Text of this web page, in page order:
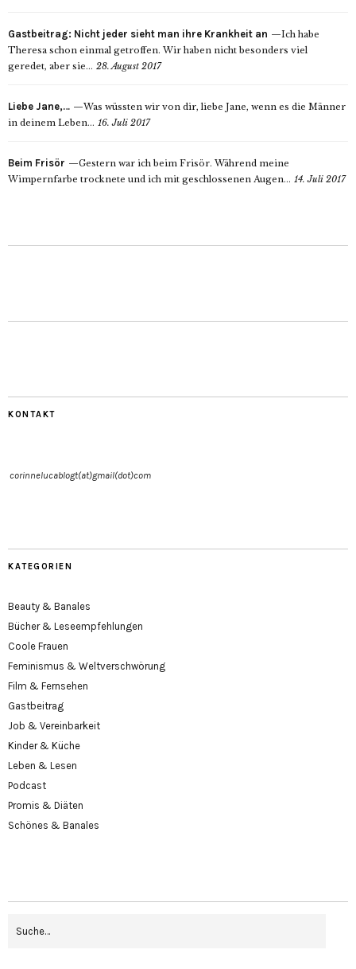
Gastbeitrag: Nicht jeder sieht man ihre Krankheit an
Ich habe
Theresa schon einmal getroffen. Wir haben nicht besonders viel
geredet, aber sie... 28. August 2017
Liebe Jane,…
Was wüssten wir von dir, liebe Jane, wenn es die Männer
in deinem Leben... 16. Juli 2017
Beim Frisör
Gestern war ich beim Frisör. Während meine
Wimpernfarbe trocknete und ich mit geschlossenen Augen... 14. Juli 2017
KONTAKT
corinnelucablogt(at)gmail(dot)com
KATEGORIEN
Beauty & Banales
Bücher & Leseempfehlungen
Coole Frauen
Feminismus & Weltverschwörung
Film & Fernsehen
Gastbeitrag
Job & Vereinbarkeit
Kinder & Küche
Leben & Lesen
Podcast
Promis & Diäten
Schönes & Banales